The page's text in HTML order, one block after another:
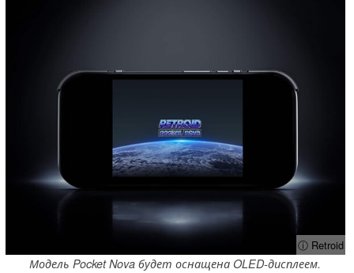
ⓘ Retroid
Модель Pocket Nova будет оснащена OLED-дисплеем.